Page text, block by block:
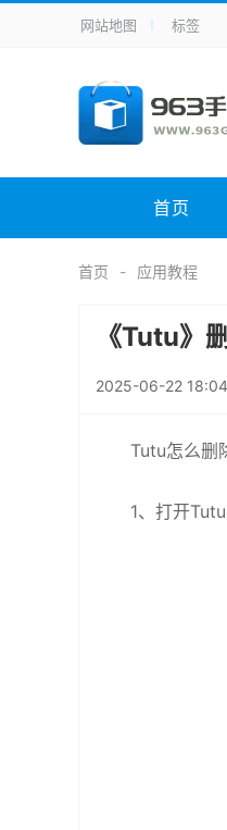
手机应用
手机游戏 体
电脑软件 其
网站地图 标签
首页
首页 应用教程
《Tutu》
2025-06-22
Tutu怎么删
1、打开